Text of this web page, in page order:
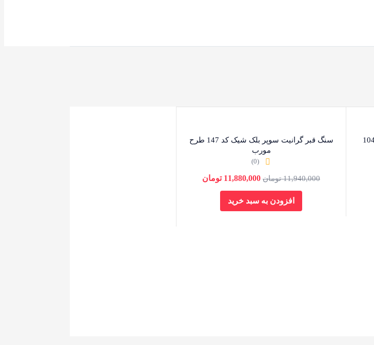
سنگ قبر گرانیت سوپر بلک شیک کد 147 طرح
مورب
(0)
11,940,000 تومان 11,880,000 تومان
افزودن به سبد خرید